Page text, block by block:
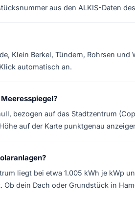
aus den ALKIS-Daten
Klein Berkel, Tündern, Rohrsen und
automatisch an.
bezogen auf das Stadtzentrum
auf der Karte punktgenau
liegt bei etwa 1.005 kWh je kWp
dein Dach oder Grundstück in